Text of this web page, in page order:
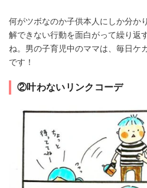
何がツボなのか子供本人にしか分か
解できない行動を面白がって繰り返
ね。男の子育児中のママは、毎日ケ
です！
②叶わないリンクコーデ